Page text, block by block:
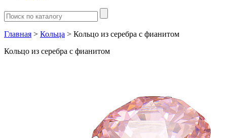
Главная > Кольца > Кольцо из серебра с фианитом
Кольцо из серебра с фианитом